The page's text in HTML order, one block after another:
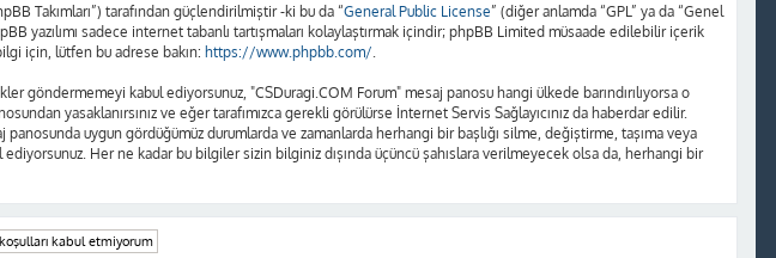
Takımları”) tarafından güçlendirilmiştir -ki bu da “General Public License” (diğer anlamda “GPL” ya da “Genel
yazılımı sadece internet tabanlı tartışmaları kolaylaştırmak içindir; phpBB Limited müsaade edilebilir içerik
için, lütfen bu adrese bakın: https://www.phpbb.com/
kabul ediyorsunuz, "CSDuragi.COM Forum" mesaj panosu hangi ülkede barındırılıyorsa o
yasaklanırsınız ve eğer tarafımızca gerekli görülürse İnternet Servis Sağlayıcınız da haberdar edilir.
uygun gördüğümüz durumlarda ve zamanlarda herhangi bir başlığı silme, değiştirme, taşıma veya
Her ne kadar bu bilgiler sizin bilginiz dışında üçüncü şahıslara verilmeyecek olsa da, herhangi bir